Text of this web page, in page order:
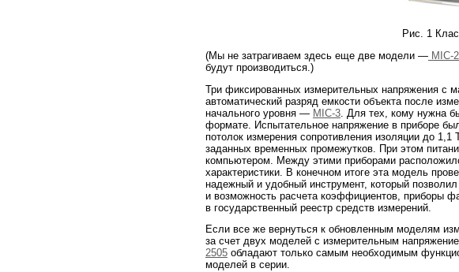
Рис. 1
(Мы не затрагиваем здесь еще две модели — MIC-2
будут производиться.)
Три фиксированных измерительных напряжения с
автоматический разряд емкости объекта после
начального уровня — MIC-3 . Для тех, кому нужна
формате. Испытательное напряжение в приборе
потолок измерения сопротивления изоляции до
заданных временных промежутков. При этом
компьютером. Между этими приборами
характеристики. В конечном итоге эта модель
надежный и удобный инструмент, который
и возможность расчета коэффициентов, приборы
в государственный реестр средств измерений.
Если все же вернуться к обновленным моделям
за счет двух моделей с измерительным
2505 обладают только самым необходимым
моделей в серии.